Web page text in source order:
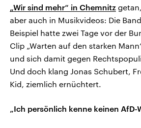
„Wir sind mehr“ in Chemnitz
aber auch in Musikvideos: Die
Beispiel hatte zwei Tage vor der
Clip „Warten auf den starken
und sich damit gegen
Und doch klang Jonas Schubert,
Kid, ziemlich ernüchtert.
„Ich persönlich kenne keinen AfD-